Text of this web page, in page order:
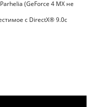
(GeForce 4 MX не
с DirectX® 9.0с